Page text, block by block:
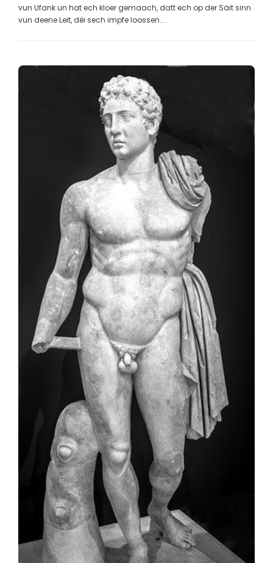
vun Ufank un hat ech kloer gemaach, datt ech op der Säit sinn
vun deene Leit, déi sech impfe loossen....